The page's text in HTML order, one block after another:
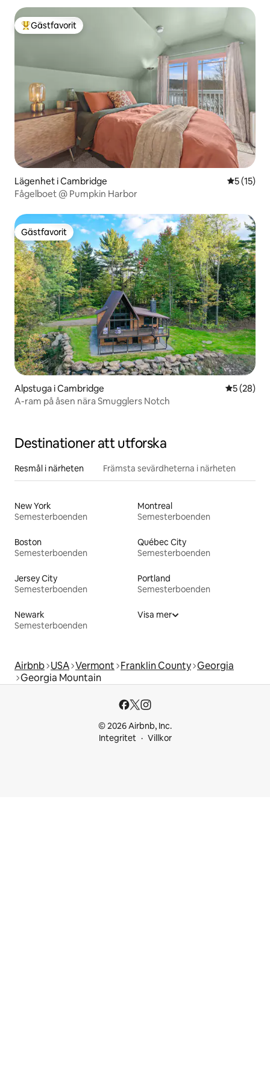
Populär gästfavorit
Gästfavorit
Lägenhet i Cambridge 5 av 5 i
5 (15)
Fågelboet @ Pumpkin Harbor
Gästfavorit
Gästfavorit
Alpstuga i Cambridge 5 av 5 i
5 (28)
A-ram på åsen nära Smugglers Notch
Destinationer att utforska
Resmål i närheten Främsta sevärdheterna i närheten
New York
Semesterboenden
Montreal
Semesterboenden
Boston
Semesterboenden
Québec City
Semesterboenden
Jersey City
Semesterboenden
Portland
Semesterboenden
Newark
Semesterboenden
Visa mer
Airbnb USA Vermont Franklin County Georgia
Georgia Mountain
© 2026 Airbnb, Inc.
Integritet
Villkor